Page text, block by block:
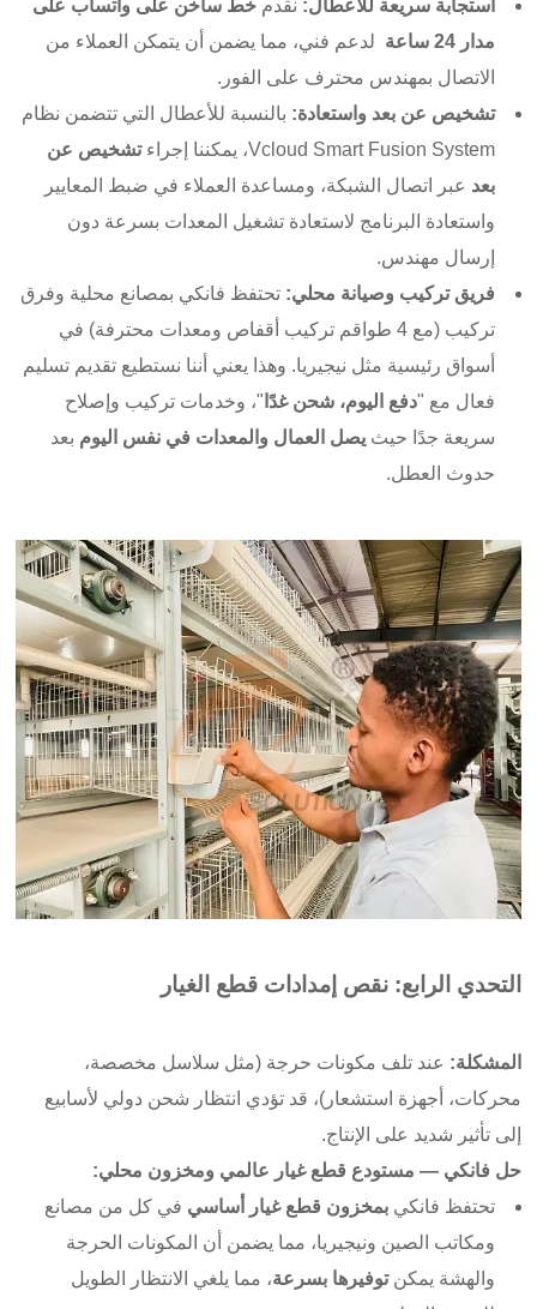
استجابة سريعة للأعطال: نقدمخط ساخن على واتساب على
مدار 24 ساعة
لدعم فني، مما يضمن أن يتمكن العملاء من
الاتصال بمهندس محترف على الفور.
تشخيص عن بعد واستعادة: بالنسبة للأعطال التي تتضمن نظام
Vcloud Smart Fusion System، يمكننا إجراء
تشخيص عن
بعد عبر اتصال الشبكة، ومساعدة العملاء في ضبط المعايير
واستعادة البرنامج لاستعادة تشغيل المعدات بسرعة دون
إرسال مهندس.
فريق تركيب وصيانة محلي: تحتفظ فانكي بمصانع محلية وفرق
تركيب (مع 4 طواقم تركيب أقفاص ومعدات محترفة) في
أسواق رئيسية مثل نيجيريا. وهذا يعني أننا نستطيع تقديم تسليم
فعال مع "دفع اليوم، شحن غدًا "، وخدمات تركيب وإصلاح
سريعة جدًا حيثيصل العمال والمعدات في نفس اليوم بعد
حدوث العطل.
التحدي الرابع: نقص إمدادات قطع الغيار
المشكلة: عند تلف مكونات حرجة (مثل سلاسل مخصصة،
محركات، أجهزة استشعار)، قد تؤدي انتظار شحن دولي لأسابيع
إلى تأثير شديد على الإنتاج.
حل فانكي — مستودع قطع غيار عالمي ومخزون محلي:
تحتفظ فانكيبمخزون قطع غيار أساسي في كل من مصانع
ومكاتب الصين ونيجيريا، مما يضمن أن المكونات الحرجة
والهشة يمكنتوفيرها بسرعة، مما يلغي الانتظار الطويل